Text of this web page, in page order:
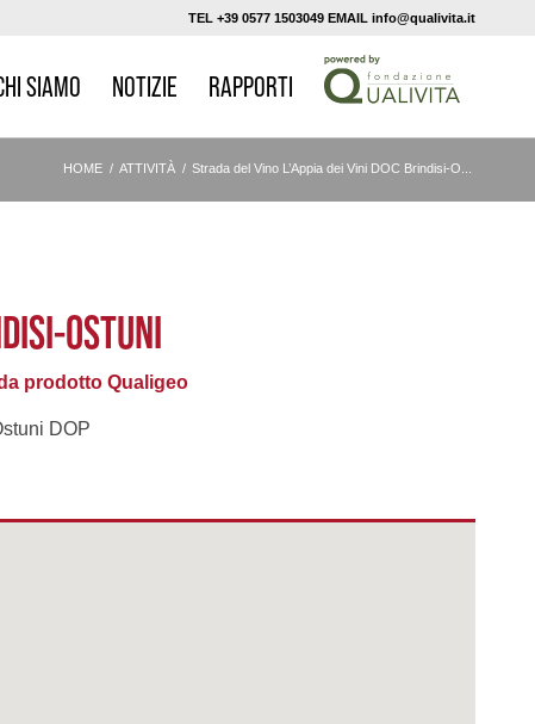
TEL +39 0577 1503049 EMAIL info@qualivita.it
SIAMO NOTIZIE RAPPORTI
HOME / ATTIVITÀ / Strada del Vino L’Appia dei Vini DOC Brindisi-O...
OSTUNI
prodotto Qualigeo
DOP